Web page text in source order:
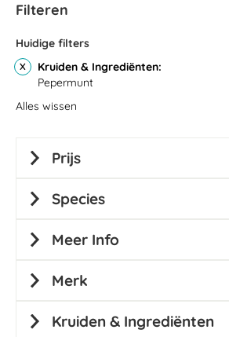
Filteren
Huidige filters
Kruiden & Ingrediënten
Pepermunt
Alles wissen
Prijs
Species
Meer Info
Merk
Kruiden & Ingrediënten